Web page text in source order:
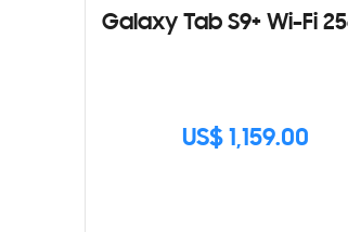
Galaxy Tab S9+ Wi-Fi
US$ 1,159.00